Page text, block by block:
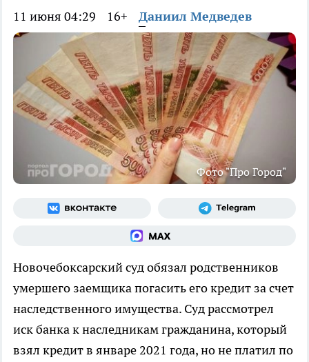
11 июня 04:29 16+ Даниил Медведев
Фото "Про Город"
Новочебоксарский суд обязал родственников
умершего заемщика погасить его кредит за счет
наследственного имущества. Суд рассмотрел
иск банка к наследникам гражданина, который
взял кредит в январе 2021 года, но не платил по